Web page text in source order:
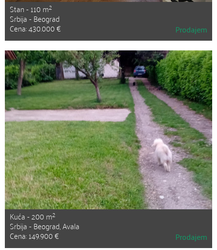
Stan - 110 m2
Srbija - Beograd
Cena: 430.000 € Prodajem
Kuća - 200 m2
Srbija - Beograd, Avala
Cena: 149.900 € Prodajem